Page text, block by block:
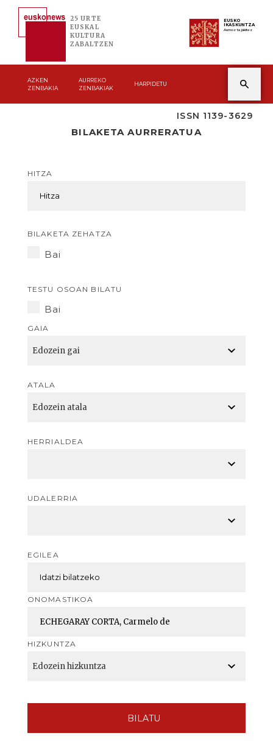
25 URTE
EUSKAL
KULTURA
ZABALTZEN
EUSKO
IKASKUNTZA
Asmoz ta jakitez
AZKEN
ZENBAKIA
AURREKO
ZENBAKIAK
HARPIDETU
ISSN 1139-3629
BILAKETA AURRERATUA
HITZA
BILAKETA ZEHATZA
Bai
TESTU OSOAN BILATU
Bai
GAIA
ATALA
HERRIALDEA
UDALERRIA
EGILEA
ONOMASTIKOA
HIZKUNTZA
BILATU